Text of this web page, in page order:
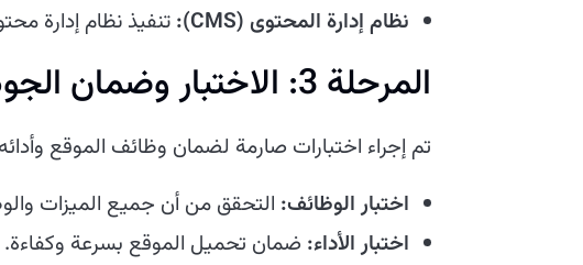
نظام إدارة المحتوى (CMS):
تنفيذ نظام إدارة
المرحلة 3: الاختبار وضمان الجودة
تم إجراء اختبارات صارمة لضمان وظائف الموقع وأدائه
اختبار الوظائف: التحقق من أن جميع الميزات
اختبار الأداء: ضمان تحميل الموقع بسرعة وكفاءة.